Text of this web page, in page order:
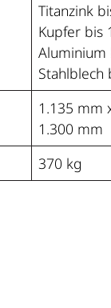
Titanzink
Kupfer bis
Aluminium
Stahlblech
1.135 mm
1.300 mm
370 kg